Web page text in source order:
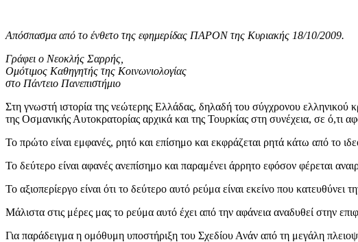
Απόσπασμα από το ένθετο της εφημερίδας ΠΑΡΟΝ της Κυριακής 18/10/2009.
Γράφει ο Νεοκλής Σαρρής,
Ομότιμος Καθηγητής της Κοινωνιολογίας
στο Πάντειο Πανεπιστήμιο
Στη γνωστή ιστορία της νεώτερης Ελλάδας, δηλαδή του σύγχρονου ελληνικού
της Οσμανικής Αυτοκρατορίας αρχικά και της Τουρκίας στη συνέχεια, σε ό,τι
Το πρώτο είναι εμφανές, ρητό και επίσημο και εκφράζεται ρητά κάτω από το
Το δεύτερο είναι αφανές ανεπίσημο και παραμένει άρρητο εφόσον φέρεται
Το αξιοπερίεργο είναι ότι το δεύτερο αυτό ρεύμα είναι εκείνο που
Μάλιστα στις μέρες μας το ρεύμα αυτό έχει από την αφάνεια αναδυθεί στην
Για παράδειγμα η ομόθυμη υποστήριξη του Σχεδίου Ανάν από τη μεγάλη